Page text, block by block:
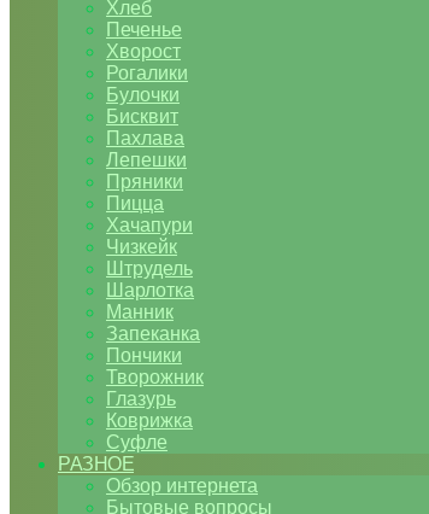
Хлеб
Печенье
Хворост
Рогалики
Булочки
Бисквит
Пахлава
Лепешки
Пряники
Пицца
Хачапури
Чизкейк
Штрудель
Шарлотка
Манник
Запеканка
Пончики
Творожник
Глазурь
Коврижка
Суфле
РАЗНОЕ
Обзор интернета
Бытовые вопросы